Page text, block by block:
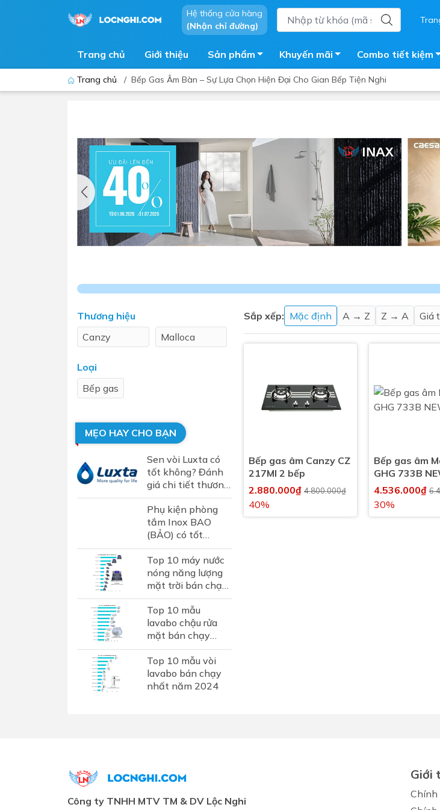
Hệ thống cửa hàng
(Nhận chỉ đường)
Trang chủ Giới thiệu Sản phẩm
Thiết bị nhà tiểu
Lavabo - Chậu rửa mặt
Vòi lavabo
Vòi chậu - vòi hồ - vòi gắn tường
Máy sấy tay
Lavabo tủ - Lavabo kính
Phòng tắm kính
Sen tắm đứng
Vòi sen tắm
Máy tắm nước nóng điện
Phụ kiện nhà tắm
Chậu giặt
Sen tắm
Máy
Bồn
Bồn
Máy
Vòi
Máy
Gương nhà vệ sinh - nhà tắm
Máy sấy tay
Nắp bồn cầu
Combo thiết bị vệ sinh Lộc Nghi lựa
Combo thiết bị vệ sinh chính hãng
Combo Máy nước nóng năng lượng
mặt trời
Combo thiết bị vệ sinh cao cấp
Khuyến mãi Combo tiết kiệm
Trang chủ / Bếp Gas Âm Bàn – Sự Lựa Chọn Hiện Đại Cho Gian Bếp Tiện Nghi
Sắp xếp: Mặc định A → Z Z → A Giá
Bếp gas âm Canzy CZ
217MI 2 bếp
2.880.000₫ 4.800.000₫
40%
Bếp gas âm
GHG 733B
4.536.000₫
30%
Thương hiệu
Canzy
Malloca
Loại
Bếp gas
MẸO HAY CHO BẠN
Sen vòi Luxta có
tốt không? Đánh
giá chi tiết thương
hiệu sen vòi Luxta
tại Việt Nam
Phụ kiện phòng
tắm Inox BAO
(BẢO) có tốt
không? Đánh giá
chi tiết thương
hiệu phụ kiện inox
hơn...
Top 10 máy nước
nóng năng lượng
mặt trời bán chạy
nhất 2024
Top 10 mẫu
lavabo chậu rửa
mặt bán chạy
nhất năm 2024
Top 10 mẫu vòi
lavabo bán chạy
nhất năm 2024
Công ty TNHH MTV TM & DV Lộc Nghi
Giới
Chính